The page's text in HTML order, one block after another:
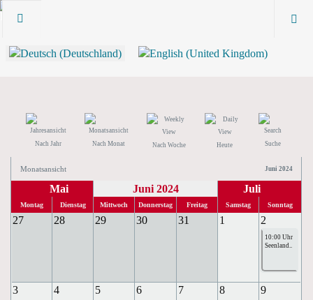
Nach Jahr Nach Monat Nach Woche Heute Suche
Monatsansicht Juni 2024
Mai Juni 2024 Juli
Montag Dienstag Mittwoch Donnerstag Freitag Samstag Sonntag
27 28 29 30 31 1 2
10:00 Uhr
Seenland..
3 4 5 6 7 8 9